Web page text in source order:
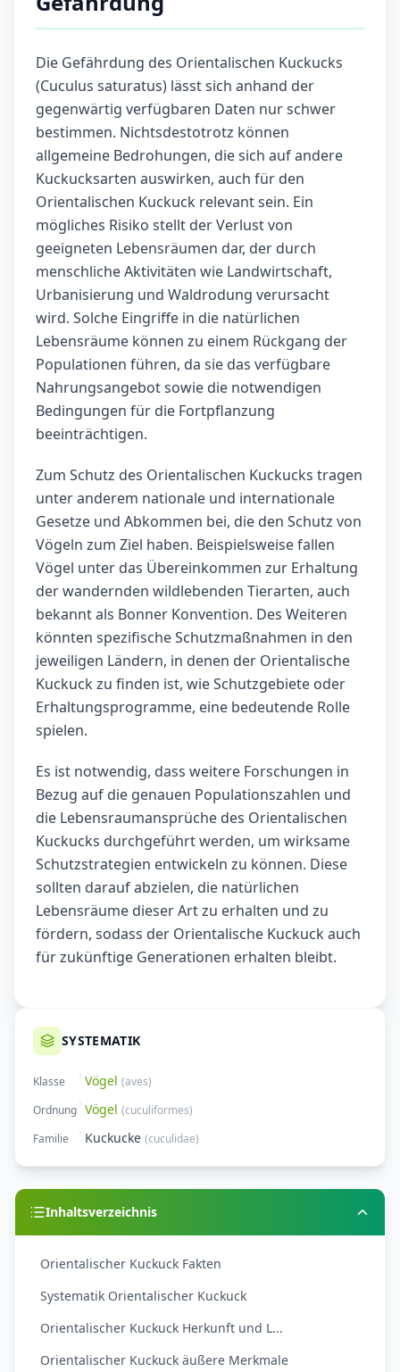
Die Gefährdung des Orientalischen Kuckucks
(Cuculus saturatus) lässt sich anhand der
gegenwärtig verfügbaren Daten nur schwer
bestimmen. Nichtsdestotrotz können
allgemeine Bedrohungen, die sich auf andere
Kuckucksarten auswirken, auch für den
Orientalischen Kuckuck relevant sein. Ein
mögliches Risiko stellt der Verlust von
geeigneten Lebensräumen dar, der durch
menschliche Aktivitäten wie Landwirtschaft,
Urbanisierung und Waldrodung verursacht
wird. Solche Eingriffe in die natürlichen
Lebensräume können zu einem Rückgang der
Populationen führen, da sie das verfügbare
Nahrungsangebot sowie die notwendigen
Bedingungen für die Fortpflanzung
beeinträchtigen.
Zum Schutz des Orientalischen Kuckucks tragen
unter anderem nationale und internationale
Gesetze und Abkommen bei, die den Schutz von
Vögeln zum Ziel haben. Beispielsweise fallen
Vögel unter das Übereinkommen zur Erhaltung
der wandernden wildlebenden Tierarten, auch
bekannt als Bonner Konvention. Des Weiteren
könnten spezifische Schutzmaßnahmen in den
jeweiligen Ländern, in denen der Orientalische
Kuckuck zu finden ist, wie Schutzgebiete oder
Erhaltungsprogramme, eine bedeutende Rolle
spielen.
Es ist notwendig, dass weitere Forschungen in
Bezug auf die genauen Populationszahlen und
die Lebensraumansprüche des Orientalischen
Kuckucks durchgeführt werden, um wirksame
Schutzstrategien entwickeln zu können. Diese
sollten darauf abzielen, die natürlichen
Lebensräume dieser Art zu erhalten und zu
fördern, sodass der Orientalische Kuckuck auch
für zukünftige Generationen erhalten bleibt.
SYSTEMATIK
Klasse Vögel (aves)
Ordnung Vögel (cuculiformes)
Familie
Kuckucke (cuculidae)
Inhaltsverzeichnis
Orientalischer Kuckuck Fakten
Systematik Orientalischer Kuckuck
Orientalischer Kuckuck Herkunft und L...
Orientalischer Kuckuck äußere Merkmale